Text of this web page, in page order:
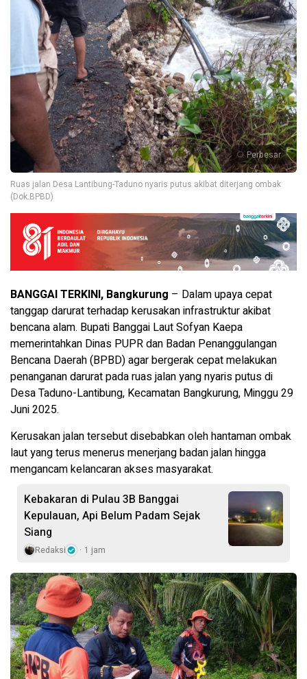
Perbesar
Ruas jalan Desa Lantibung-Taduno nyaris putus akibat diterjang ombak
(Dok.BPBD)
BANGGAI TERKINI, Bangkurung – Dalam upaya cepat
tanggap darurat terhadap kerusakan infrastruktur akibat
bencana alam. Bupati Banggai Laut Sofyan Kaepa
memerintahkan Dinas PUPR dan Badan Penanggulangan
Bencana Daerah (BPBD) agar bergerak cepat melakukan
penanganan darurat pada ruas jalan yang nyaris putus di
Desa Taduno-Lantibung, Kecamatan Bangkurung, Minggu 29
Juni 2025.
Kerusakan jalan tersebut disebabkan oleh hantaman ombak
laut yang terus menerus menerjang badan jalan hingga
mengancam kelancaran akses masyarakat.
Kebakaran di Pulau 3B Banggai
Kepulauan, Api Belum Padam Sejak
Siang
Redaksi 1 jam